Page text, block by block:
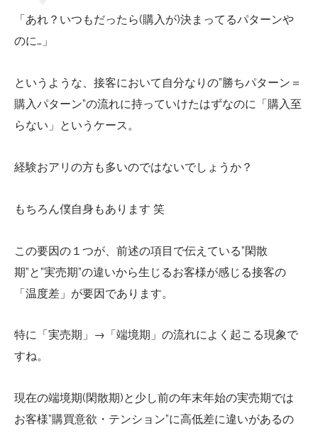
「あれ？いつもだったら(購入が)決まってるパターンや
のに…」
というような、接客において自分なりの”勝ちパターン＝
購入パターン”の流れに持っていけたはずなのに「購入至
らない」というケース。
経験おアリの方も多いのではないでしょうか？
もちろん僕自身もあります 笑
この要因の１つが、前述の項目で伝えている”閑散
期”と”実売期”の違いから生じるお客様が感じる接客の
「温度差」が要因であります。
特に「実売期」→「端境期」の流れによく起こる現象で
すね。
現在の端境期(閑散期)と少し前の年末年始の実売期では
お客様”購買意欲・テンション”に高低差に違いがあるの